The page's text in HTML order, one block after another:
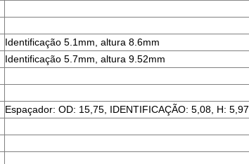
Identificação 5.1mm, altura 8.6mm
Identificação 5.7mm, altura 9.52mm
Espaçador: OD: 15,75, IDENTIFICAÇÃO: 5,08, H: 5,97